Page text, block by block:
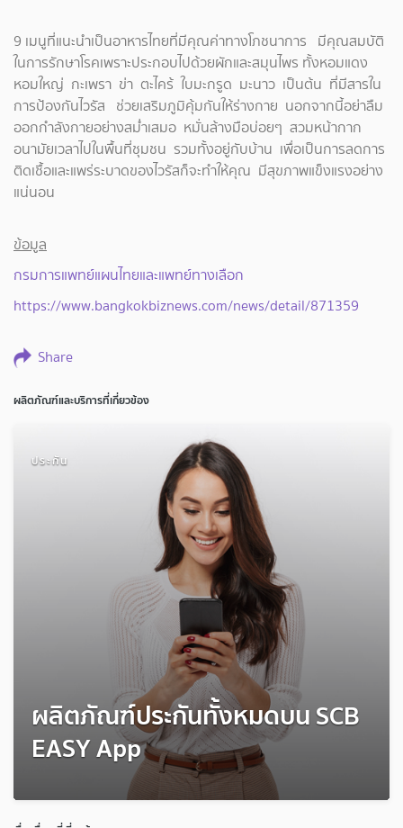
9 เมนูที่แนะนำเป็นอาหารไทยที่มีคุณค่าทางโภชนาการ มีคุณสมบัติ
ในการรักษาโรคเพราะประกอบไปด้วยผักและสมุนไพร ทั้งหอมแดง
หอมใหญ่ กะเพรา ข่า ตะไคร้ ใบมะกรูด มะนาว เป็นต้น ที่มีสารใน
การป้องกันไวรัส ช่วยเสริมภูมิคุ้มกันให้ร่างกาย นอกจากนี้อย่าลืม
ออกกำลังกายอย่างสม่ำเสมอ หมั่นล้างมือบ่อยๆ สวมหน้ากาก
อนามัยเวลาไปในพื้นที่ชุมชน รวมทั้งอยู่กับบ้าน เพื่อเป็นการลดการ
ติดเชื้อและแพร่ระบาดของไวรัสก็จะทำให้คุณ มีสุขภาพแข็งแรงอย่าง
แน่นอน
ข้อมูล
กรมการแพทย์แผนไทยและแพทย์ทางเลือก
https://www.bangkokbiznews.com/news/detail/871359
Share
ผลิตภัณฑ์และบริการที่เกี่ยวข้อง
ประกัน
ผลิตภัณฑ์ประกันทั้งหมดบน SCB
EASY App